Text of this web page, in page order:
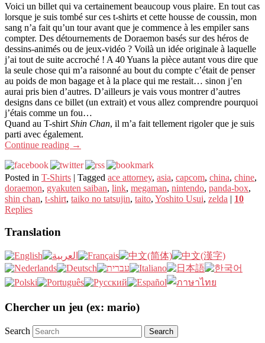
Voici un billet qui va certainement beaucoup vous plaire. En tout cas
lorsque je suis tombé sur ces t-shirts et cette housse de coussin, mon
sang n’a fait qu’un tour avant que je commence à les empiler sans
compter. Des détournements de Doraemon basés sur des héros de
dessins-animés ou de jeux-vidéo ? Voilà un idée originale à laquelle
j’ai tout de suite accroché ! A 40 Yuans la pièce autant vous dire que
la seule chose qui m’a raisonné au bout du compte c’était de penser
au poids de mon bagage et à la place qui me restait… sinon j’en
aurai pris bien d’autres. D’ailleurs je vais vous montrer d’autres
designs dans ce billet (un extrait) et vous allez comprendre pourquoi
j’étais comme un fou…
Quand au T-shirt Shin Chan, il m’a fait tellement rigoler que je suis
parti avec également.
Continue reading →
Posted in T-Shirts | Tagged ace attorney, asia, capcom, china, chine,
doraemon, gyakuten saiban, link, megaman, nintendo, panda-box,
shin chan, t-shirt, taiko no tatsujin, taito, Yoshito Usui, zelda | 10
Replies
Translation
Chercher un jeu (ex: mario)
Search